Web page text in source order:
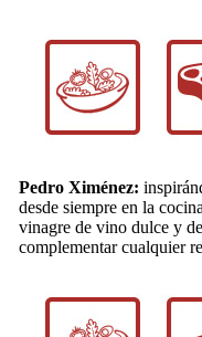
Pedro Ximénez:
desde siempre en la
vinagre de vino dulce y
complementar cualquier